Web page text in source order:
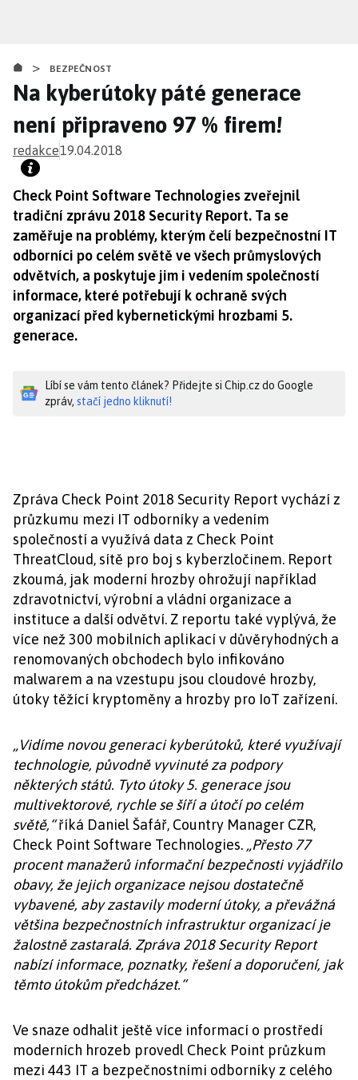
obsahu
> BEZPEČNOST
Na kyberútoky páté generace
není připraveno 97 % firem!
redakce19.04.2018
Check Point Software Technologies zveřejnil
tradiční zprávu 2018 Security Report. Ta se
zaměřuje na problémy, kterým čelí bezpečnostní IT
odborníci po celém světě ve všech průmyslových
odvětvích, a poskytuje jim i vedením společností
informace, které potřebují k ochraně svých
organizací před kybernetickými hrozbami 5.
generace.
Líbí se vám tento článek? Přidejte si Chip.cz do Google
zpráv, stačí jedno kliknutí!
Zpráva Check Point 2018 Security Report vychází z
průzkumu mezi IT odborníky a vedením
společností a využívá data z Check Point
ThreatCloud, sítě pro boj s kyberzločinem. Report
zkoumá, jak moderní hrozby ohrožují například
zdravotnictví, výrobní a vládní organizace a
instituce a další odvětví. Z reportu také vyplývá, že
více než 300 mobilních aplikací v důvěryhodných a
renomovaných obchodech bylo infikováno
malwarem a na vzestupu jsou cloudové hrozby,
útoky těžící kryptoměny a hrozby pro IoT zařízení.
„Vidíme novou generaci kyberútoků, které využívají
technologie, původně vyvinuté za podpory
některých států. Tyto útoky 5. generace jsou
multivektorové, rychle se šíří a útočí po celém
světě,“říká Daniel Šafář, Country Manager CZR,
Check Point Software Technologies. „Přesto 77
procent manažerů informační bezpečnosti vyjádřilo
obavy, že jejich organizace nejsou dostatečně
vybavené, aby zastavily moderní útoky, a převážná
většina bezpečnostních infrastruktur organizací je
žalostně zastaralá. Zpráva 2018 Security Report
nabízí informace, poznatky, řešení a doporučení, jak
těmto útokům předcházet.“
Ve snaze odhalit ještě více informací o prostředí
moderních hrozeb provedl Check Point průzkum
mezi 443 IT a bezpečnostními odborníky z celého